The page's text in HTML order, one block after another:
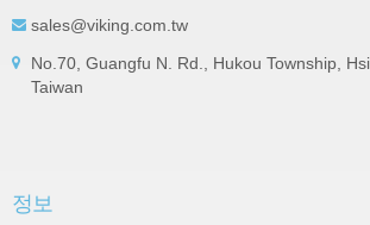
sales@viking.com.tw
No.70, Guangfu N. Rd., Hukou Township,
Taiwan
정보